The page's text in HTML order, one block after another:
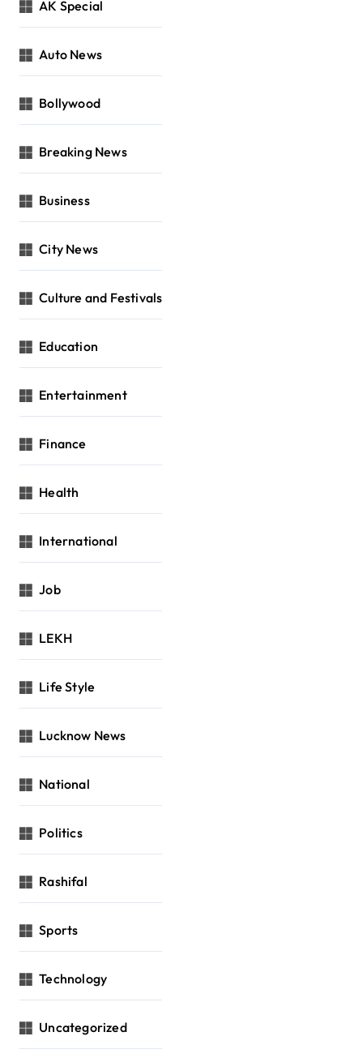
AK Special
Auto News
Bollywood
Breaking News
Business
City News
Culture and Festivals
Education
Entertainment
Finance
Health
International
Job
LEKH
Life Style
Lucknow News
National
Politics
Rashifal
Sports
Technology
Uncategorized